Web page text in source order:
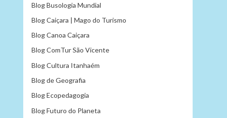
Blog Busologia Mundial
Blog Caiçara | Mago do Turismo
Blog Canoa Caiçara
Blog ComTur São Vicente
Blog Cultura Itanhaém
Blog de Geografia
Blog Ecopedagogia
Blog Futuro do Planeta